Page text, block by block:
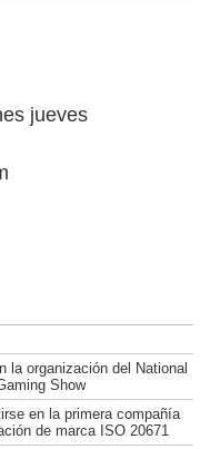
la organización del National
Show
en la primera compañía
de marca ISO 20671